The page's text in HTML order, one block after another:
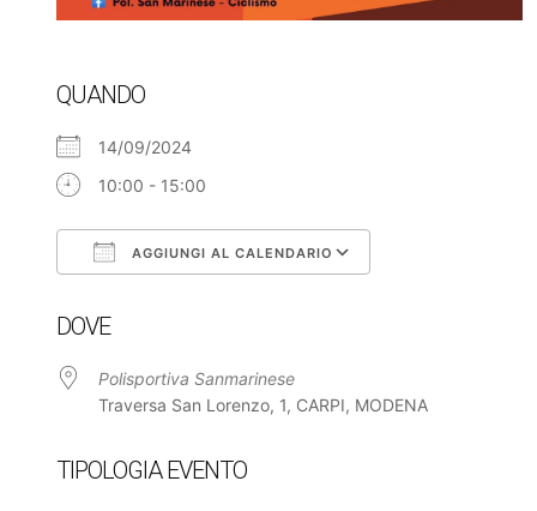
QUANDO
14/09/2024
10:00 - 15:00
AGGIUNGI AL CALENDARIO
DOVE
Polisportiva Sanmarinese
Traversa San Lorenzo, 1, CARPI, MODENA
TIPOLOGIA EVENTO